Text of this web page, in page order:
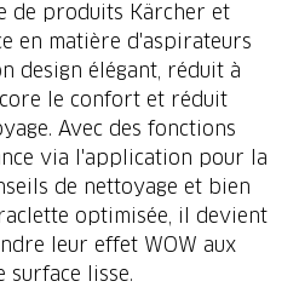
de produits Kärcher et
en matière d'aspirateurs
design élégant, réduit à
le confort et réduit
Avec des fonctions
via l'application pour la
de nettoyage et bien
optimisée, il devient
leur effet WOW aux
surface lisse.